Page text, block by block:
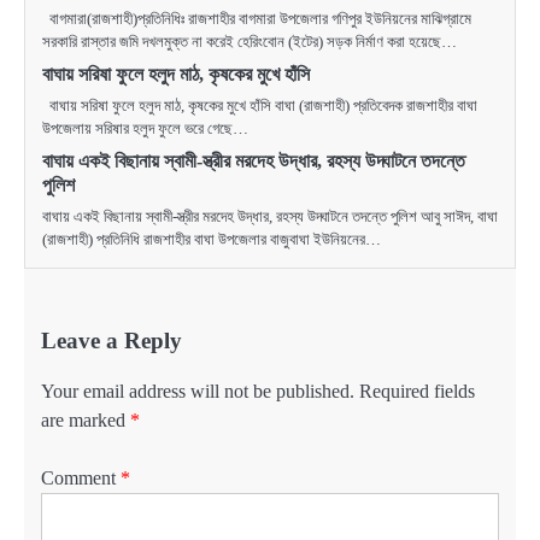
বাগমারা(রাজশাহী)প্রতিনিধিঃ রাজশাহীর বাগমারা উপজেলার গণিপুর ইউনিয়নের মাঝিগ্রামে
সরকারি রাস্তার জমি দখলমুক্ত না করেই হেরিংবোন (ইটের) সড়ক নির্মাণ করা হয়েছে…
বাঘায় সরিষা ফুলে হলুদ মাঠ, কৃষকের মুখে হাঁসি
বাঘায় সরিষা ফুলে হলুদ মাঠ, কৃষকের মুখে হাঁসি বাঘা (রাজশাহী) প্রতিবেদক রাজশাহীর বাঘা
উপজেলায় সরিষার হলুদ ফুলে ভরে গেছে…
বাঘায় একই বিছানায় স্বামী-স্ত্রীর মরদেহ উদ্ধার, রহস্য উদ্ঘাটনে তদন্তে
পুলিশ
বাঘায় একই বিছানায় স্বামী-স্ত্রীর মরদেহ উদ্ধার, রহস্য উদ্ঘাটনে তদন্তে পুলিশ আবু সাঈদ, বাঘা
(রাজশাহী) প্রতিনিধি রাজশাহীর বাঘা উপজেলার বাজুবাঘা ইউনিয়নের…
Leave a Reply
Your email address will not be published. Required fields
are marked *
Comment *